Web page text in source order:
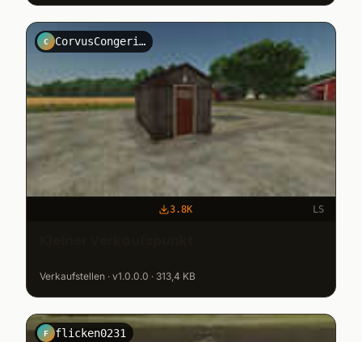
C CorvusCongeries
3.8K LS
Verkaufstellen · v1.0.0.0 · 313,4 KB
F flicken0231